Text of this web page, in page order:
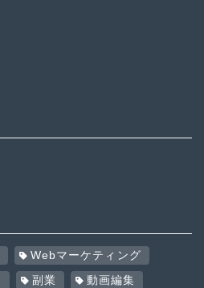
Webマーケティング
副業 動画編集